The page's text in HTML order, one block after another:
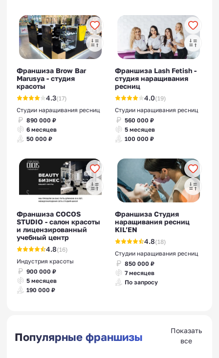
Франшиза Brow Bar
Marusya - студия
красоты
4.3(17)
Студии наращивания ресниц
890 000 ₽
6 месяцев
50 000 ₽
Франшиза Lash Fetish -
студия наращивания
ресниц
4.0(19)
Студии наращивания ресниц
560 000 ₽
5 месяцев
100 000 ₽
Франшиза COCOS
STUDIO - салон красоты
и лицензированный
учебный центр
4.8(16)
Индустрия красоты
900 000 ₽
5 месяцев
190 000 ₽
Франшиза Студия
наращивания ресниц
KIL’EN
4.8(18)
Студии наращивания ресниц
850 000 ₽
7 месяцев
По запросу
Популярные франшизы
Показать
все